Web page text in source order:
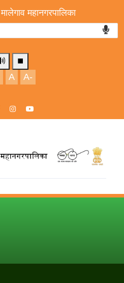
महानगरपालिका
⏹️
A A-